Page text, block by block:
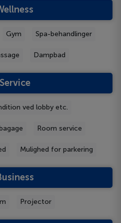
Gym Spa-behandlinger
Dampbad
ved lobby etc.
Room service
Mulighed for parkering
Projector